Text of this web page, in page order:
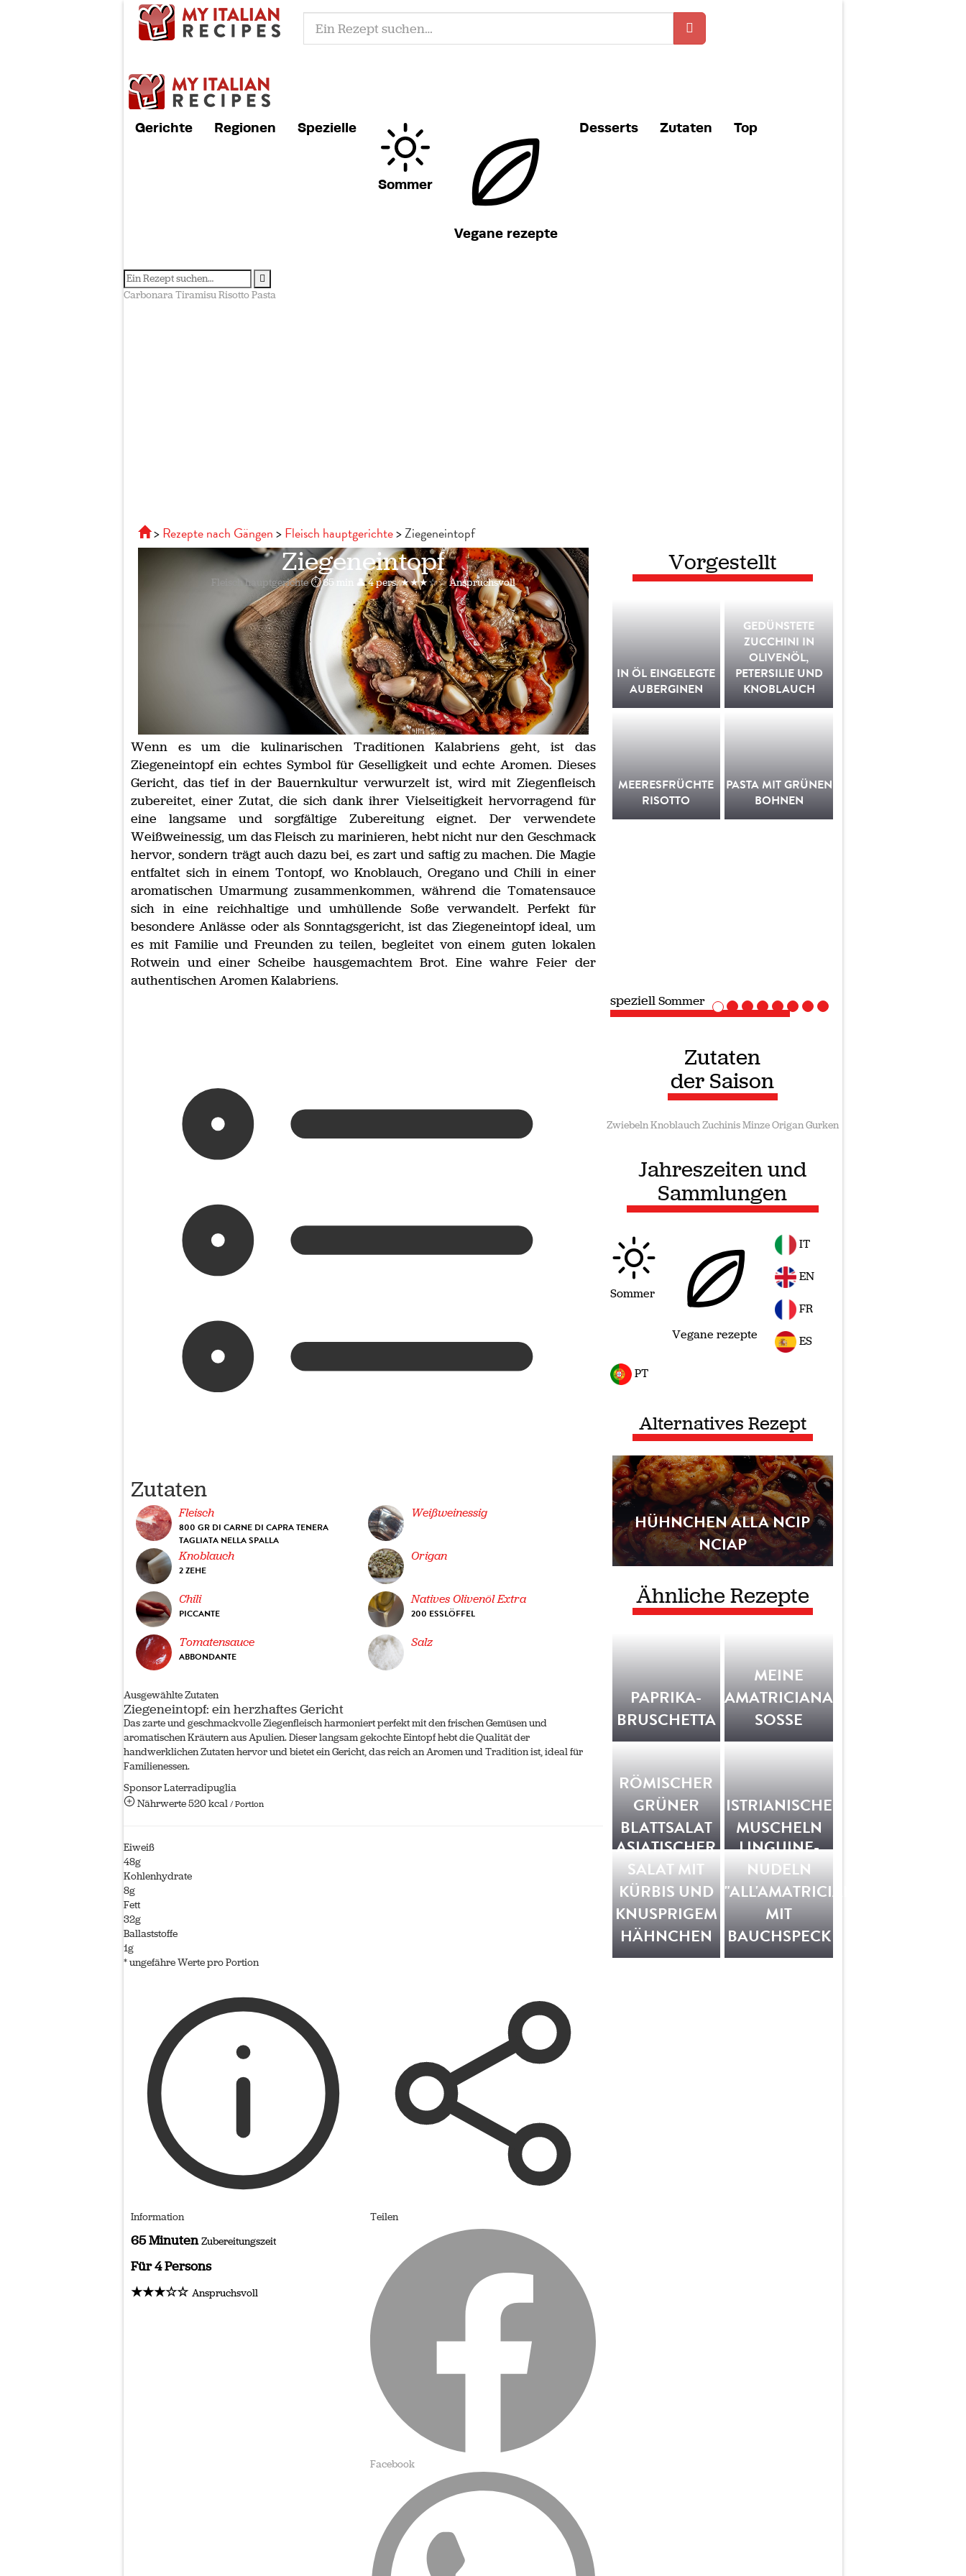
Gerichte Regionen Spezielle
Sommer
Vegane rezepte
Desserts Zutaten Top
CarbonaraTiramisuRisottoPasta
Rezepte nach Gängen Fleisch hauptgerichte Ziegeneintopf
Ziegeneintopf
Fleisch hauptgerichte⏱ 65 min 👤 4 pers.★★★☆☆ Anspruchsvoll
Wenn es um die kulinarischen Traditionen Kalabriens geht, ist das
Ziegeneintopf ein echtes Symbol für Geselligkeit und echte Aromen. Dieses
Gericht, das tief in der Bauernkultur verwurzelt ist, wird mit Ziegenfleisch
zubereitet, einer Zutat, die sich dank ihrer Vielseitigkeit hervorragend für
eine langsame und sorgfältige Zubereitung eignet. Der verwendete
Weißweinessig, um das Fleisch zu marinieren, hebt nicht nur den Geschmack
hervor, sondern trägt auch dazu bei, es zart und saftig zu machen. Die Magie
entfaltet sich in einem Tontopf, wo Knoblauch, Oregano und Chili in einer
aromatischen Umarmung zusammenkommen, während die Tomatensauce
sich in eine reichhaltige und umhüllende Soße verwandelt. Perfekt für
besondere Anlässe oder als Sonntagsgericht, ist das Ziegeneintopf ideal, um
es mit Familie und Freunden zu teilen, begleitet von einem guten lokalen
Rotwein und einer Scheibe hausgemachtem Brot. Eine wahre Feier der
authentischen Aromen Kalabriens.
Zutaten
Fleisch
800 GR DI CARNE DI CAPRA TENERA
TAGLIATA NELLA SPALLA
Weißweinessig
Knoblauch
2 ZEHE
Origan
Chili
PICCANTE
Natives Olivenöl Extra
200 ESSLÖFFEL
Tomatensauce
ABBONDANTE
Salz
Ausgewählte Zutaten
Ziegeneintopf: ein herzhaftes Gericht
Das zarte und geschmackvolle Ziegenfleisch harmoniert perfekt mit den frischen Gemüsen und
aromatischen Kräutern aus Apulien. Dieser langsam gekochte Eintopf hebt die Qualität der
handwerklichen Zutaten hervor und bietet ein Gericht, das reich an Aromen und Tradition ist, ideal für
Familienessen.
Sponsor Laterradipuglia
Nährwerte520 kcal/ Portion
Eiweiß
48g
Kohlenhydrate
8g
Fett
32g
Ballaststoffe
1g
* ungefähre Werte pro Portion
Information
65 MinutenZubereitungszeit
Für 4 Persons
★★★☆☆ Anspruchsvoll
Teilen
Facebook
Vorgestellt
IN ÖL EINGELEGTE
AUBERGINEN
GEDÜNSTETE
ZUCCHINI IN
OLIVENÖL,
PETERSILIE UND
KNOBLAUCH
MEERESFRÜCHTE
RISOTTO
PASTA MIT GRÜNEN
BOHNEN
speziellVegane rezepte
Zutaten
der Saison
ZwiebelnKnoblauchZuchinisMinzeOriganGurken
Jahreszeiten und
Sammlungen
Sommer
Vegane rezepte
IT
EN
FR
ES
PT
Alternatives Rezept
HÜHNCHEN ALLA NCIP
NCIAP
Ähnliche Rezepte
PAPRIKA-
BRUSCHETTA
MEINE
AMATRICIANA-
SOSSE
RÖMISCHER
GRÜNER
BLATTSALAT
ISTRIANISCHE
MUSCHELN
ASIATISCHER
SALAT MIT
KÜRBIS UND
KNUSPRIGEM
HÄHNCHEN
LINGUINE-
NUDELN
"ALL'AMATRICIANA"
MIT
BAUCHSPECK